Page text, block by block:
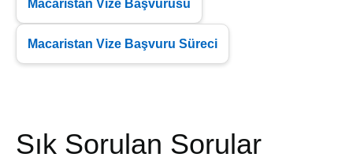
Macaristan Vize Başvurusu
Macaristan Vize Başvuru Süreci
Sık Sorulan Sorular